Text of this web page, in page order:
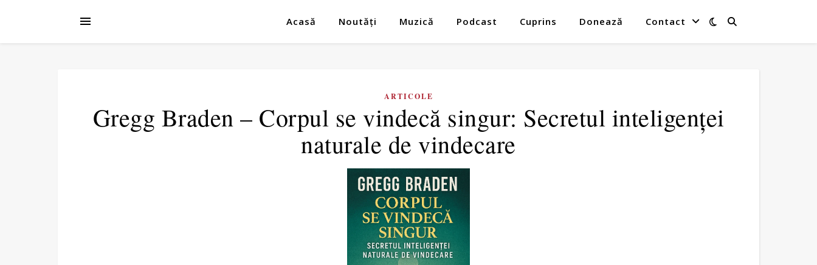
Acasă Noutăți Muzică Podcast Cuprins Donează Contact
ARTICOLE
Gregg Braden – Corpul se vindecă singur: Secretul inteligenței
naturale de vindecare